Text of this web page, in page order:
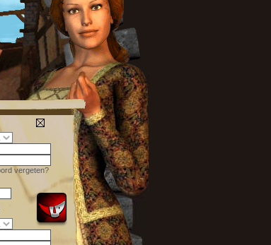
vergeten?